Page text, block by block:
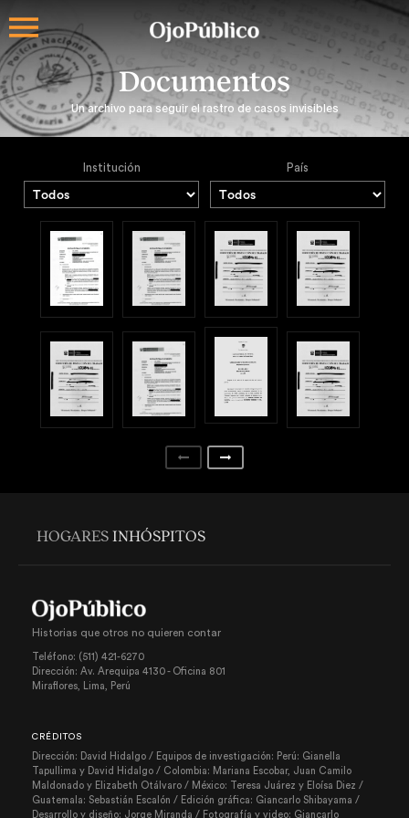
Documentos
Un archivo para seguir el rastro de casos invisibles
Institución País
HOGARESINHÓSPITOS
Historias que otros no quieren contar
Teléfono: (511) 421-6270
Dirección: Av. Arequipa 4130 - Oficina 801
Miraflores, Lima, Perú
CRÉDITOS
Dirección: David Hidalgo / Equipos de investigación: Perú: Gianella
Tapullima y David Hidalgo / Colombia: Mariana Escobar, Juan Camilo
Maldonado y Elizabeth Otálvaro / México: Teresa Juárez y Eloísa Diez /
Guatemala: Sebastián Escalón / Edición gráfica: Giancarlo Shibayama /
Desarrollo y diseño: Jorge Miranda / Fotografía y video: Giancarlo